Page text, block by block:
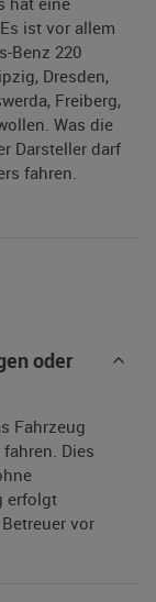
ist vor allem
Benz 220
Dresden,
Freiberg,
Was die
Darsteller darf
fahren.
oder
Fahrzeug
Dies
erfolgt
vor